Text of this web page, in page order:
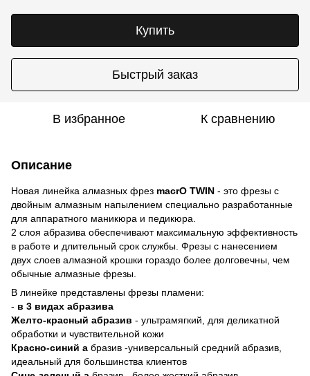
Купить
Быстрый заказ
В избранное К сравнению
Описание
Новая линейка алмазных фрез macrO TWIN - это фрезы с
двойным алмазным напылением специально разработанные
для аппаратного маникюра и педикюра.
2 слоя абразива обеспечивают максимальную эффективность
в работе и длительный срок службы. Фрезы с нанесением
двух слоев алмазной крошки гораздо более долговечны, чем
обычные алмазные фрезы.
В линейке представлены фрезы пламени:
- в 3 видах абразива
Желто-красный абразив - ультрамягкий, для деликатной
обработки и чувствительной кожи
Красно-синий а бразив -универсальный средний абразив,
идеальный для большинства клиентов